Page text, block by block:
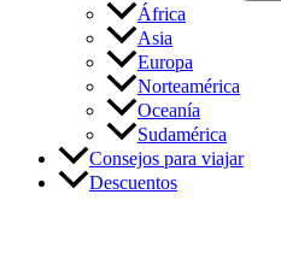
África
Asia
Europa
Norteamérica
Oceanía
Sudamérica
Consejos para viajar
Descuentos